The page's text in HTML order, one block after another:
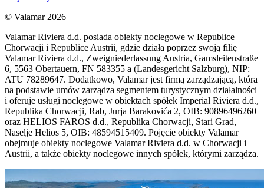
© Valamar 2026
Valamar Riviera d.d. posiada obiekty noclegowe w Republice
Chorwacji i Republice Austrii, gdzie działa poprzez swoją filię
Valamar Riviera d.d., Zweigniederlassung Austria, Gamsleitenstraße
6, 5563 Obertauern, FN 583355 a (Landesgericht Salzburg), NIP:
ATU 78289647. Dodatkowo, Valamar jest firmą zarządzającą, która
na podstawie umów zarządza segmentem turystycznym działalności
i oferuje usługi noclegowe w obiektach spółek Imperial Riviera d.d.,
Republika Chorwacji, Rab, Jurja Barakovića 2, OIB: 90896496260
oraz HELIOS FAROS d.d., Republika Chorwacji, Stari Grad,
Naselje Helios 5, OIB: 48594515409. Pojęcie obiekty Valamar
obejmuje obiekty noclegowe Valamar Riviera d.d. w Chorwacji i
Austrii, a także obiekty noclegowe innych spółek, którymi zarządza.